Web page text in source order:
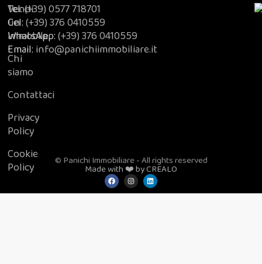
Vendi
un
immobile
Chi
siamo
Contattaci
Privacy
Policy
Cookie
Policy
Tel:(+39) 0577 718701
Cel:(+39) 376 0410559
WhatsApp:(+39) 376 0410559
Email: info@panichiimmobiliare.it
© Panichi Immobiliare - All rights reserved
Made with ❤️ by CREALO